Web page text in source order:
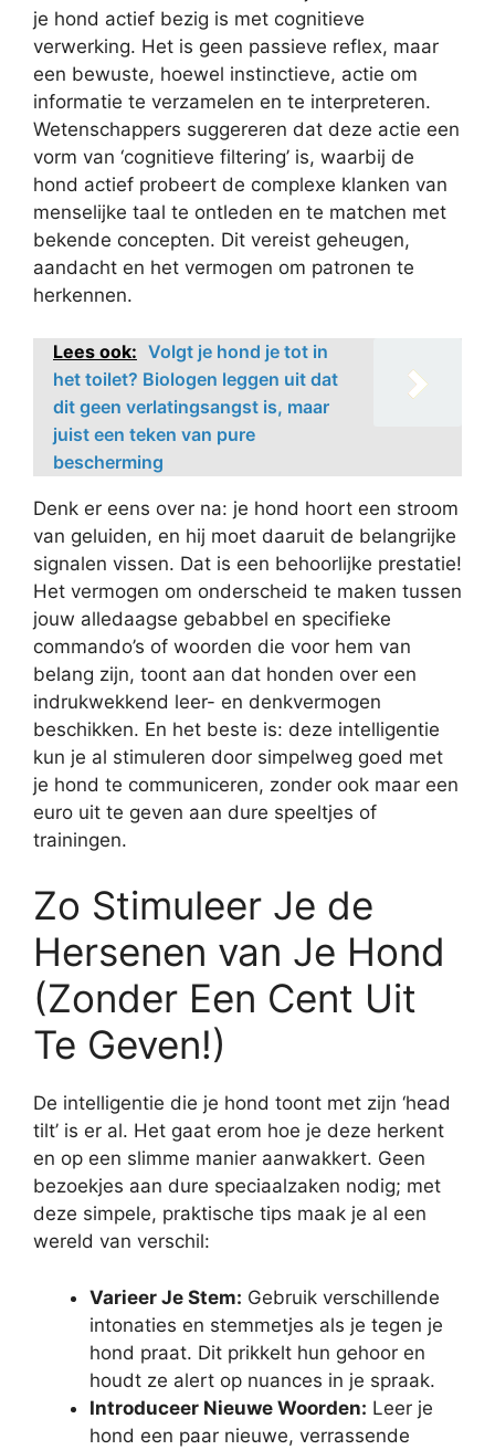
je hond actief bezig is met cognitieve
verwerking. Het is geen passieve reflex, maar
een bewuste, hoewel instinctieve, actie om
informatie te verzamelen en te interpreteren.
Wetenschappers suggereren dat deze actie een
vorm van ‘cognitieve filtering’ is, waarbij de
hond actief probeert de complexe klanken van
menselijke taal te ontleden en te matchen met
bekende concepten. Dit vereist geheugen,
aandacht en het vermogen om patronen te
herkennen.
Lees ook: Volgt je hond je tot in
het toilet? Biologen leggen uit dat
dit geen verlatingsangst is, maar
juist een teken van pure
bescherming
Denk er eens over na: je hond hoort een stroom
van geluiden, en hij moet daaruit de belangrijke
signalen vissen. Dat is een behoorlijke prestatie!
Het vermogen om onderscheid te maken tussen
jouw alledaagse gebabbel en specifieke
commando’s of woorden die voor hem van
belang zijn, toont aan dat honden over een
indrukwekkend leer- en denkvermogen
beschikken. En het beste is: deze intelligentie
kun je al stimuleren door simpelweg goed met
je hond te communiceren, zonder ook maar een
euro uit te geven aan dure speeltjes of
trainingen.
Zo Stimuleer Je de
Hersenen van Je Hond
(Zonder Een Cent Uit
Te Geven!)
De intelligentie die je hond toont met zijn ‘head
tilt’ is er al. Het gaat erom hoe je deze herkent
en op een slimme manier aanwakkert. Geen
bezoekjes aan dure speciaalzaken nodig; met
deze simpele, praktische tips maak je al een
wereld van verschil:
Varieer Je Stem: Gebruik verschillende
intonaties en stemmetjes als je tegen je
hond praat. Dit prikkelt hun gehoor en
houdt ze alert op nuances in je spraak.
Introduceer Nieuwe Woorden: Leer je
hond een paar nieuwe, verrassende